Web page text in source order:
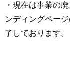
・現在は事業の
ンディングペー
了しております。